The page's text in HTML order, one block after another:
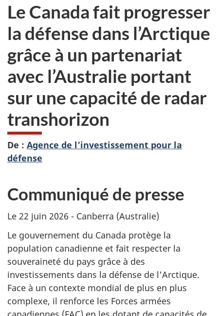
Le Canada fait progresser
la défense dans l’Arctique
grâce à un partenariat
avec l’Australie portant
sur une capacité de radar
transhorizon
De : Agence de l’investissement pour la
défense
Communiqué de presse
Le 22 juin 2026 - Canberra (Australie)
Le gouvernement du Canada protège la
population canadienne et fait respecter la
souveraineté du pays grâce à des
investissements dans la défense de l'Arctique.
Face à un contexte mondial de plus en plus
complexe, il renforce les Forces armées